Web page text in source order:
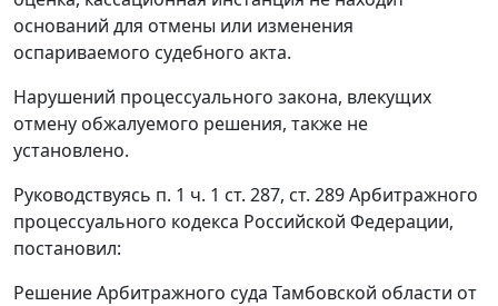
оснований для отмены или изменения
оспариваемого судебного акта.
Нарушений процессуального закона, влекущих
отмену обжалуемого решения, также не
установлено.
Руководствуясь п. 1 ч. 1 ст. 287, ст. 289Арбитражного
процессуального кодекса Российской Федерации,
постановил:
Решение Арбитражного суда Тамбовской области от